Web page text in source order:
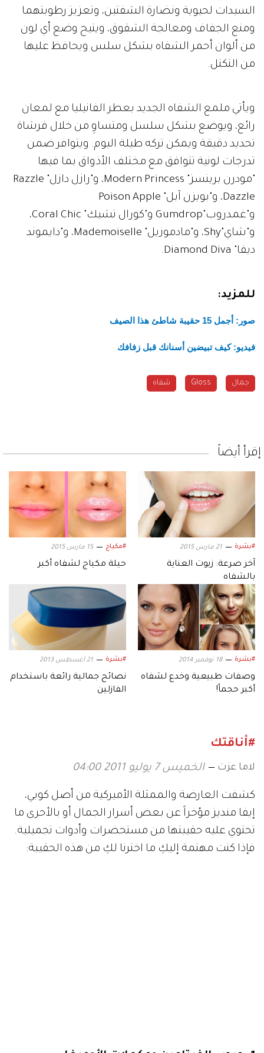
السيدات لحيوية ونضارة الشفتين، وتعزيز رطوبتهما
ومنع الجفاف ومعالجة الشقوق، ويتيح وضع أي لون
من ألوان أحمر الشفاه بشكل سلس ويحافظ عليها
من التكتل.
ويأتي ملمع الشفاه الجديد بعطر الفانيليا مع لمعان
رائع، ويوضع بشكل سلسل ومتساوِ من خلال فرشاة
تحديد دقيقة ويمكن تركه طيلة اليوم. ويتوافر ضمن
تدرجات لونية تتوافق مع مختلف الأذواق بما فيها
"مودرن برينسز" Modern Princess، و"رازل دازل" Razzle
Dazzle، و"بويزن آبل" Poison Apple
و"غمدروب"Gumdrop و"كورال تشيك" Coral Chic،
و"شاي"Shy، و"مادموزيل" Mademoiselle، و"دايموند
ديفا" Diamond Diva.
للمزيد:
صور: أجمل 15 حقيبة شاطئ هذا الصيف
فيديو: كيف تبيضين أسنانك قبل زفافك
جمال Gloss شفاه
إقرأ أيضاً
#بشرة 21 مارس 2015
آخر صرعة: زيوت العناية
بالشفاه
#مكياج 15 مارس 2015
حيلة مكياج لشفاه أكبر
#بشرة 18 نوفمبر 2014
وصفات طبيعية وخدع لشفاه
أكبر حجماً!
#بشرة 21 أغسطس 2013
نصائح جمالية رائعة باستخدام
الفازلين
#أناقتك
لاما عزت الخميس 7 يوليو 2011 04:00
كشفت العارضة والممثلة الأميركية من أصل كوبي،
إيفا منديز مؤخراً عن بعض أسرار الجمال أو بالأحرى ما
تحتوي عليه حقيبتها من مستحضرات وأدوات تجميلية.
فإذا كنت مهتمة إليكِ ما اخترنا لكِ من هذه الحقيبة: